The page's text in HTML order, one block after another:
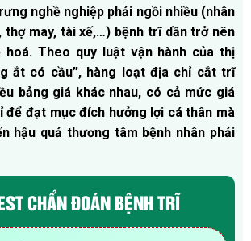
nghề nghiệp phải ngồi nhiều (nhân
thợ may, tài xế,…) bệnh trĩ dần trở nên
hoá. Theo quy luật vận hành của thị
ắt có cầu”, hàng loạt địa chỉ cắt trĩ
bảng giá khác nhau, có cả mức giá
để đạt mục đích hưởng lợi cá thân mà
hậu quả thương tâm bệnh nhân phải
CHẨN ĐOÁN BỆNH TRĨ